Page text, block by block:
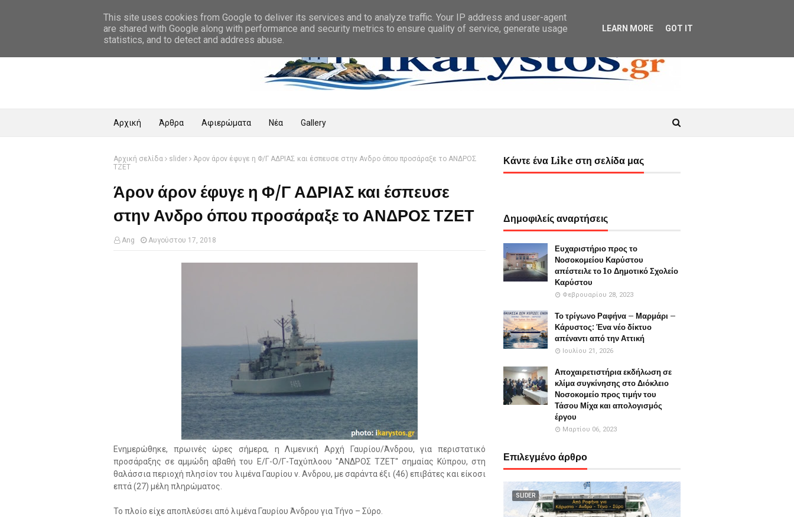
Αρχική Άρθρα Αφιερώματα Νέα Gallery
Αρχική σελίδα slider
Άρον άρον έφυγε η Φ/Γ ΑΔΡΙΑΣ και έσπευσε στην Ανδρο όπου προσάραξε το ΑΝΔΡΟΣ
ΤΖΕΤ
Άρον άρον έφυγε η Φ/Γ ΑΔΡΙΑΣ και έσπευσε
στην Ανδρο όπου προσάραξε το ΑΝΔΡΟΣ ΤΖΕΤ
Ang Αυγούστου 17, 2018
Ενημερώθηκε, πρωινές ώρες σήμερα, η Λιμενική Αρχή Γαυρίου/Άνδρου, για περιστατικό
προσάραξης σε αμμώδη αβαθή του Ε/Γ-Ο/Γ-Ταχύπλοου ''ΑΝΔΡΟΣ ΤΖΕΤ'' σημαίας Κύπρου, στη
θαλάσσια περιοχή πλησίον του λιμένα Γαυρίου ν. Ανδρου, με σαράντα έξι (46) επιβάτες και είκοσι
επτά (27) μέλη πληρώματος.
Το πλοίο είχε αποπλεύσει από λιμένα Γαυρίου Άνδρου για Τήνο – Σύρο.
Κάντε ένα Like στη σελίδα μας
Δημοφιλείς αναρτήσεις
Ευχαριστήριο προς το
Νοσοκομείου Καρύστου
απέστειλε το 1o Δημοτικό Σχολείο
Καρύστου
Φεβρουαρίου 28, 2023
Το τρίγωνο Ραφήνα – Μαρμάρι –
Κάρυστος: Ένα νέο δίκτυο
απέναντι από την Αττική
Ιουλίου 21, 2026
Αποχαιρετιστήρια εκδήλωση σε
κλίμα συγκίνησης στο Διόκλειο
Νοσοκομείο προς τιμήν του
Τάσου Μίχα και απολογισμός
έργου
Μαρτίου 06, 2023
Επιλεγμένο άρθρο
SLIDER
This site uses cookies from Google to deliver its services and to analyze traffic. Your IP address and user-agent
are shared with Google along with performance and security metrics to ensure quality of service, generate usage
statistics, and to detect and address abuse.
LEARN MORE GOT IT